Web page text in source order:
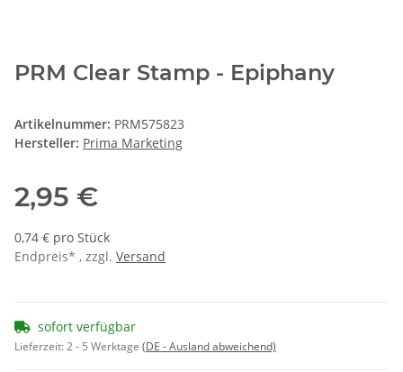
PRM Clear Stamp - Epiphany
Artikelnummer: PRM575823
Hersteller: Prima Marketing
2,95 €
0,74 € pro Stück
Endpreis* , zzgl. Versand
sofort verfügbar
Lieferzeit:2 - 5 Werktage (DE - Ausland abweichend)